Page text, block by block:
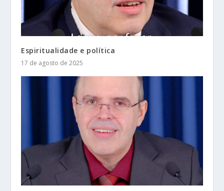
Espiritualidade e política
17 de agosto de 2025